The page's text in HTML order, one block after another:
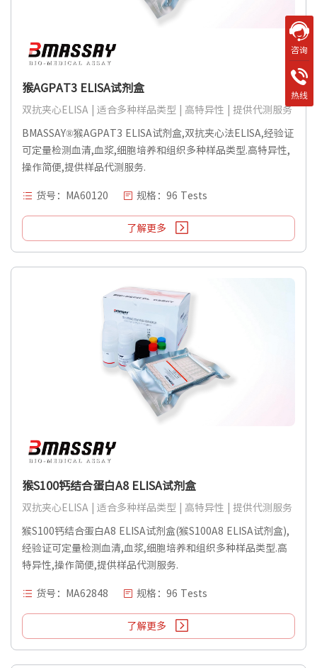
猴AGPAT3 ELISA试剂盒
双抗夹心ELISA | 适合多种样品类型 | 高特异性 | 提供代测服务
BMASSAY®猴AGPAT3 ELISA试剂盒,双抗夹心法ELISA,经验证
可定量检测血清,血浆,细胞培养和组织多种样品类型.高特异性,
操作简便,提供样品代测服务.
货号：MA60120 规格：96 Tests
了解更多
猴S100钙结合蛋白A8 ELISA试剂盒
双抗夹心ELISA | 适合多种样品类型 | 高特异性 | 提供代测服务
猴S100钙结合蛋白A8 ELISA试剂盒(猴S100A8 ELISA试剂盒),
经验证可定量检测血清,血浆,细胞培养和组织多种样品类型.高
特异性,操作简便,提供样品代测服务.
货号：MA62848 规格：96 Tests
了解更多
咨询
热线